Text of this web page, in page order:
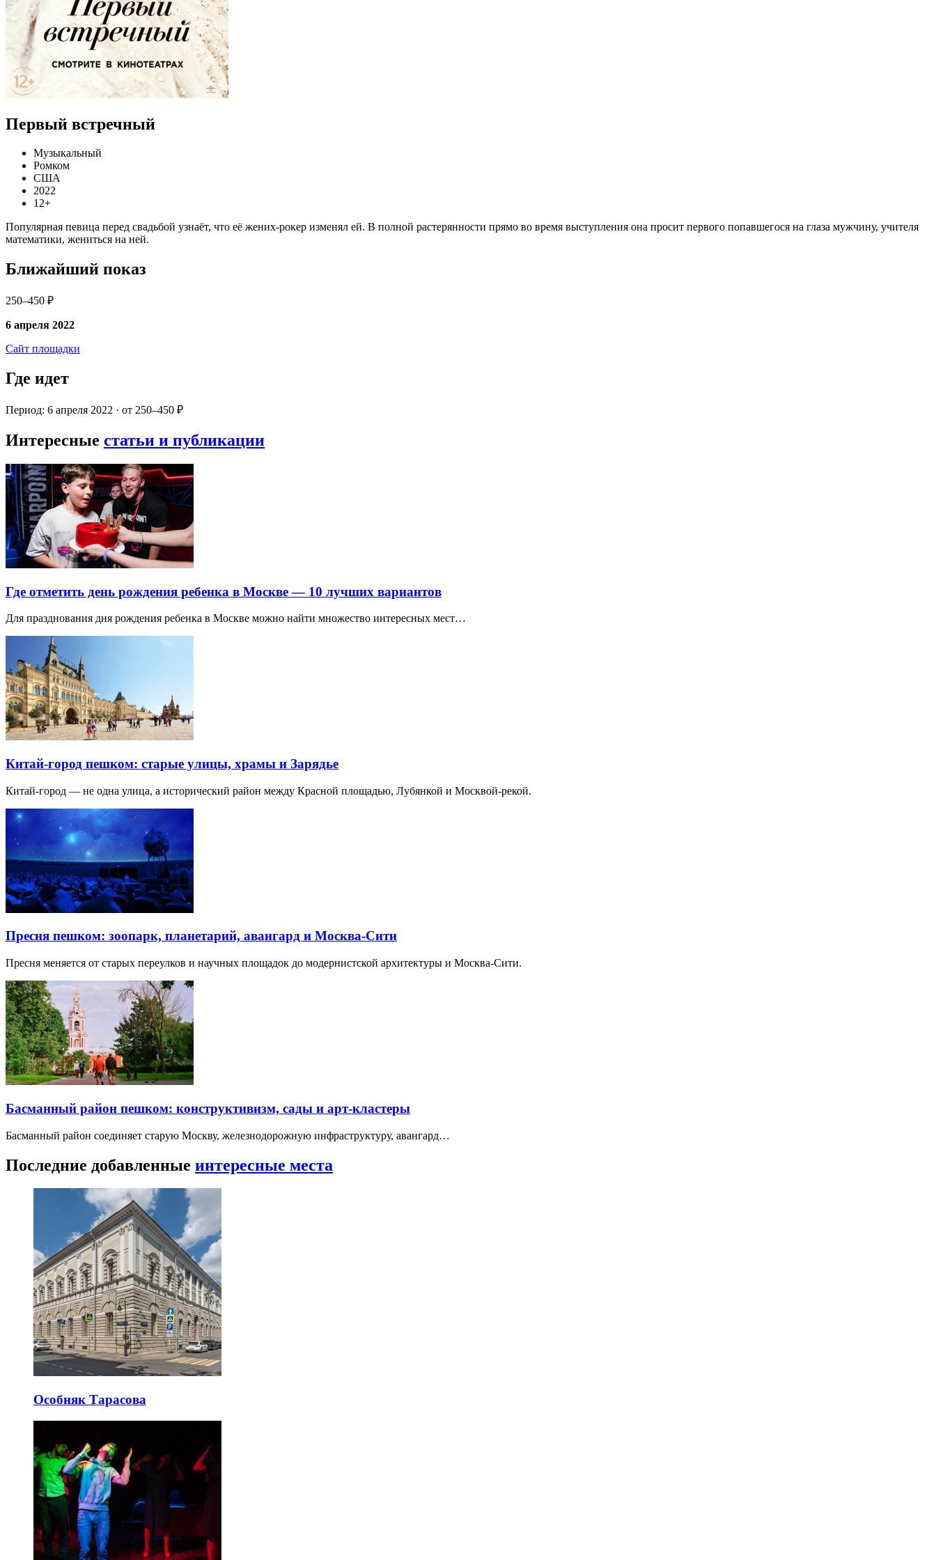
Первый встречный
Музыкальный
Ромком
США
2022
12+
Популярная певица перед свадьбой узнаёт, что её жених-рокер изменял ей. В полной растерянности прямо во время выступления она просит первого попавшегося на глаза мужчину, учителя
математики, жениться на ней.
Ближайший показ
250–450 ₽
6 апреля 2022
Сайт площадки
Где идет
Период: 6 апреля 2022 · от 250–450 ₽
Интересные статьи и публикации
Где отметить день рождения ребенка в Москве — 10 лучших вариантов
Для празднования дня рождения ребенка в Москве можно найти множество интересных мест…
Китай-город пешком: старые улицы, храмы и Зарядье
Китай-город — не одна улица, а исторический район между Красной площадью, Лубянкой и Москвой-рекой.
Пресня пешком: зоопарк, планетарий, авангард и Москва-Сити
Пресня меняется от старых переулков и научных площадок до модернистской архитектуры и Москва-Сити.
Басманный район пешком: конструктивизм, сады и арт-кластеры
Басманный район соединяет старую Москву, железнодорожную инфраструктуру, авангард…
Последние добавленные интересные места
Особняк Тарасова